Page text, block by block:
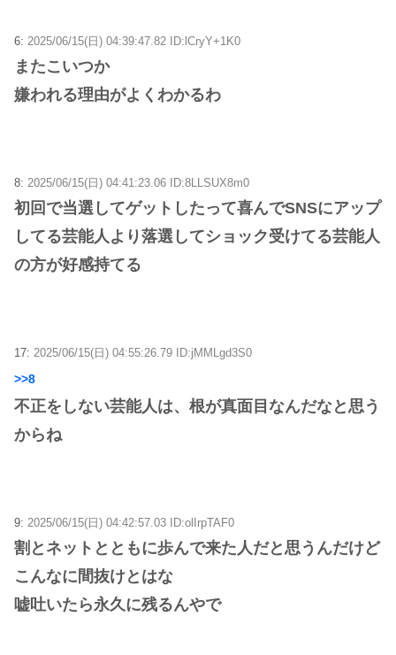
6: 2025/06/15(日) 04:39:47.82 ID:lCryY+1K0
またこいつか
嫌われる理由がよくわかるわ
8: 2025/06/15(日) 04:41:23.06 ID:8LLSUX8m0
初回で当選してゲットしたって喜んでSNSにアップ
してる芸能人より落選してショック受けてる芸能人
の方が好感持てる
17: 2025/06/15(日) 04:55:26.79 ID:jMMLgd3S0
>>8
不正をしない芸能人は、根が真面目なんだなと思う
からね
9: 2025/06/15(日) 04:42:57.03 ID:olIrpTAF0
割とネットとともに歩んで来た人だと思うんだけど
こんなに間抜けとはな
嘘吐いたら永久に残るんやで